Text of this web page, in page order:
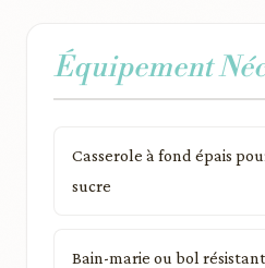
Équipement
Casserole à fond épais
sucre
Bain-marie ou bol